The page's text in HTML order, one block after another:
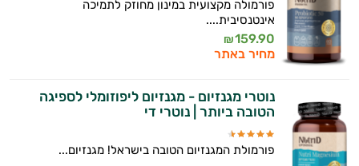
פורמולה מקצועית במינון מחוזק לתמיכה
אינטנסיבית....
159.90
₪
מחיר באתר
נוטרי מגנזיום - מגנזיום ליפוזומלי לספיגה
הטובה ביותר | נוטרי די
פורמולת המגנזיום הטובה בישראל! מגנזיום...